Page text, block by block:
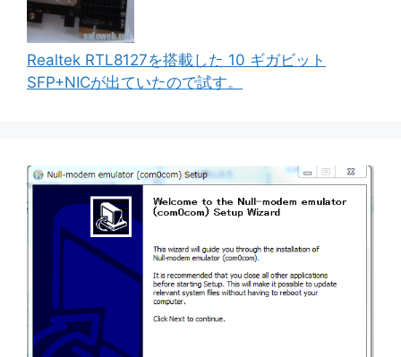
Realtek RTL8127を搭載した 10 ギガビット
SFP+NICが出ていたので試す。